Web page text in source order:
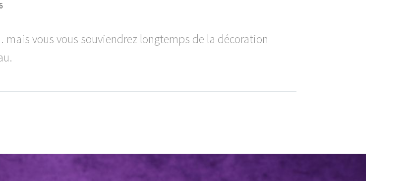
mais vous vous souviendrez longtemps de la décoration